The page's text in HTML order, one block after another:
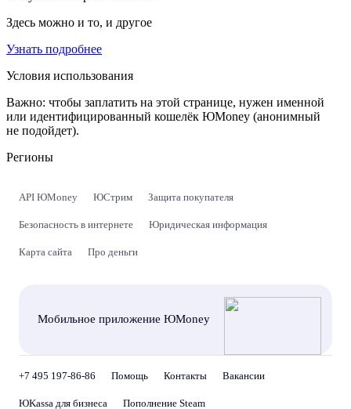
Здесь можно и то, и другое
Узнать подробнее
Условия использования
Важно: чтобы заплатить на этой странице, нужен именной
или идентифицированный кошелёк ЮMoney (анонимный
не подойдет).
Регионы
API ЮMoney ЮСтрим Защита покупателя
Безопасность в интернете Юридическая информация
Карта сайта Про деньги
Мобильное приложение ЮMoney
+7 495 197-86-86 Помощь Контакты Вакансии
ЮKassa для бизнеса Пополнение Steam